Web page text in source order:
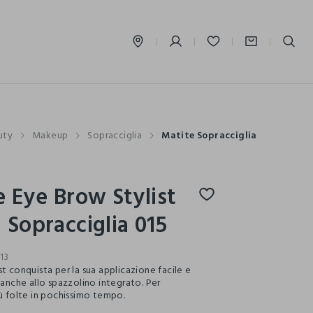
Makeup Sopracciglia Matite Sopracciglia
Eye Brow Stylist
015
conquista per la sua applicazione facile e
allo spazzolino integrato. Per
folte in pochissimo tempo.